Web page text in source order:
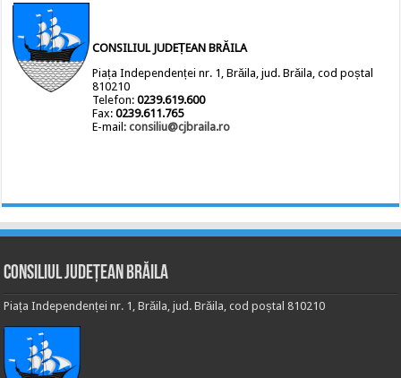
CONSILIUL JUDEȚEAN BRĂILA
Piața Independenței nr. 1, Brăila, jud. Brăila, cod poștal
810210
Telefon:0239.619.600
Fax:0239.611.765
E-mail:consiliu@cjbraila.ro
Consiliul Județean Brăila
Piața Independenței nr. 1, Brăila, jud. Brăila, cod poștal 810210